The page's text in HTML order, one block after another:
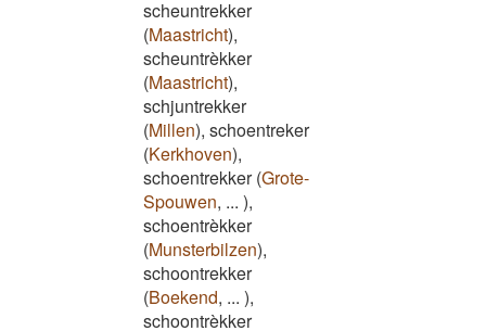
scheuntrekker
(Maastricht),
scheuntrèkker
(Maastricht),
schjuntrekker
(Millen), schoentreker
(Kerkhoven),
schoentrekker(Grote-
Spouwen, ... ),
schoentrèkker
(Munsterbilzen),
schoontrekker
(Boekend, ... ),
schoontrèkker